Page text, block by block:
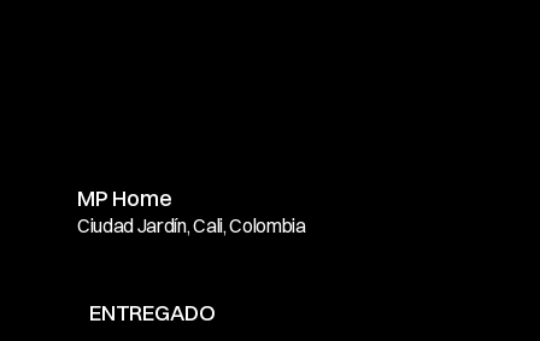
MP Home
Ciudad Jardín, Cali, Colombia
ENTREGADO